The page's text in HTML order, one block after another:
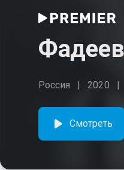
Россия 2020
Смотреть